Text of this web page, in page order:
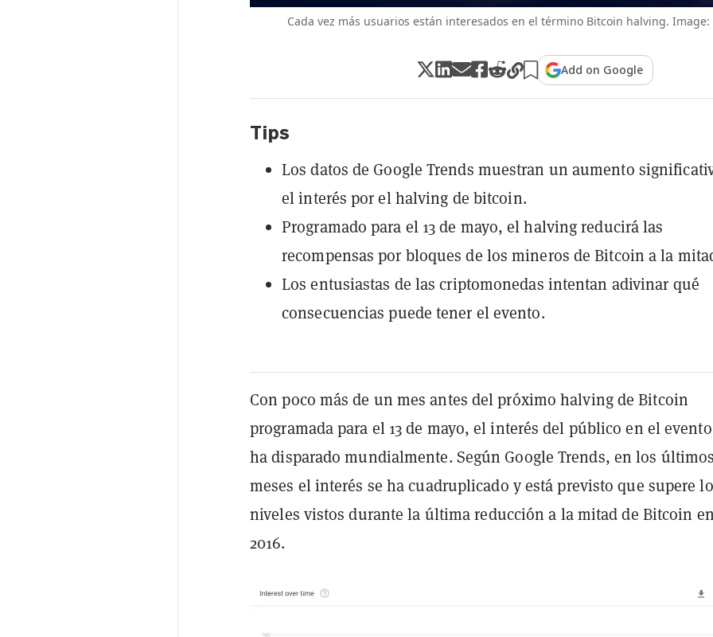
Cada vez más usuarios están interesados en el término Bitcoin halving.
Add on Google
Tips
Los datos de Google Trends muestran un aumento
el interés por el halving de bitcoin.
Programado para el 13 de mayo, el halving reducirá las
recompensas por bloques de los mineros de Bitcoin a la
Los entusiastas de las criptomonedas intentan adivinar qué
consecuencias puede tener el evento.
Con poco más de un mes antes del próximo halving de Bitcoin
programada para el 13 de mayo, el interés del público en el
ha disparado mundialmente. Según Google Trends, en los
meses el interés se ha cuadruplicado y está previsto que supere
niveles vistos durante la última reducción a la mitad de Bitcoin
2016.